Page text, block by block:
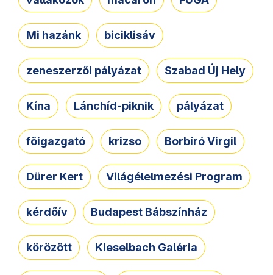
Mi hazánk biciklisáv
zeneszerzői pályázat Szabad Új Hely
Kína Lánchíd-piknik pályázat
főigazgató krizso Borbíró Virgil
Dürer Kert Világélelmezési Program
kérdőív Budapest Bábszínház
körözött Kieselbach Galéria